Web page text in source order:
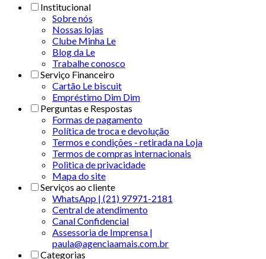
Institucional
Sobre nós
Nossas lojas
Clube Minha Le
Blog da Le
Trabalhe conosco
Serviço Financeiro
Cartão Le biscuit
Empréstimo Dim Dim
Perguntas e Respostas
Formas de pagamento
Política de troca e devolução
Termos e condições - retirada na Loja
Termos de compras internacionais
Politica de privacidade
Mapa do site
Serviços ao cliente
WhatsApp | (21) 97971-2181
Central de atendimento
Canal Confidencial
Assessoria de Imprensa |
paula@agenciaamais.com.br
Categorias